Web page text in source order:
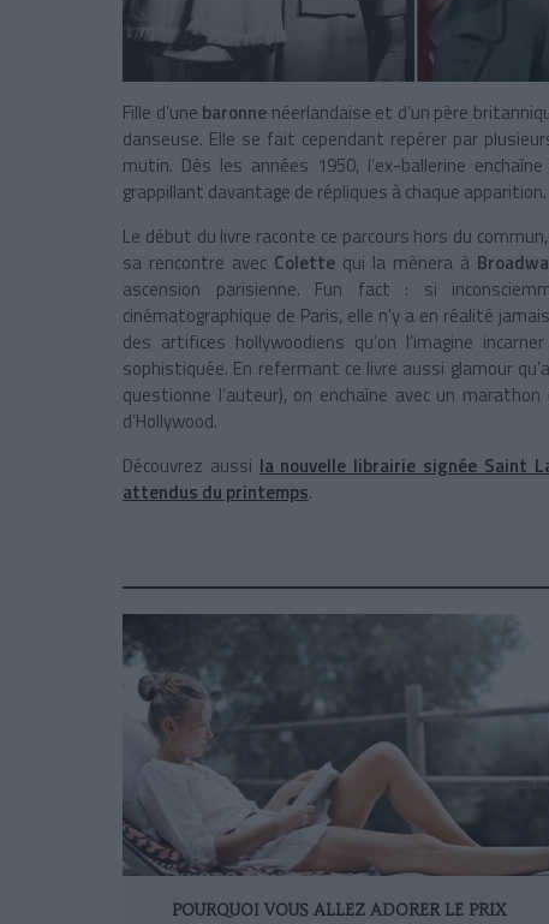
Fille d’une baronne néerlandaise et d’un père
danseuse. Elle se fait cependant repérer par
mutin. Dès les années 1950, l’ex-ballerine
grappillant davantage de répliques à chaque apparition.
Le début du livre raconte ce parcours hors du
sa rencontre avec Colette qui la mènera à
ascension parisienne. Fun fact : si
cinématographique de Paris, elle n’y a en réalité
des artifices hollywoodiens qu’on l’imagine
sophistiquée. En refermant ce livre aussi glamour
questionne l’auteur), on enchaîne avec un
d’Hollywood.
Découvrez aussi la nouvelle librairie signée Saint
attendus du printemps.
POURQUOI VOUS ALLEZ ADORER LE PRIX